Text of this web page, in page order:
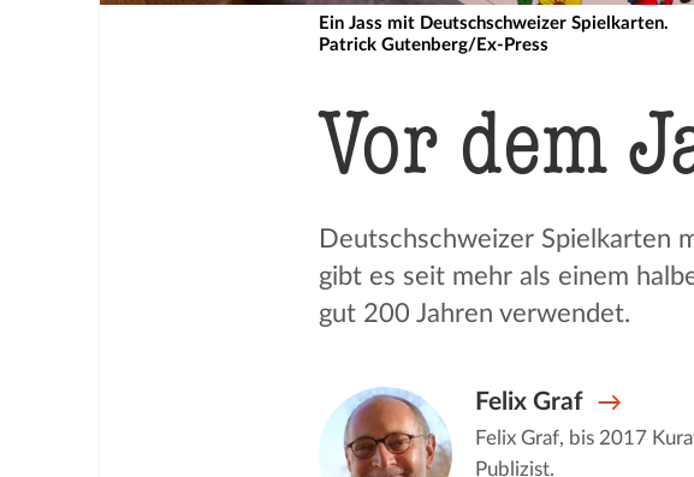
Ein Jass mit Deutschschweizer Spielkarten.
Patrick Gutenberg/Ex-Press
Vor dem
Deutschschweizer Spielkarten
gibt es seit mehr als einem
gut 200 Jahren verwendet.
Felix Graf
Felix Graf, bis 2017
Publizist.